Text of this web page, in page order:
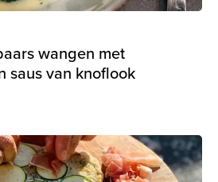
wangen met
saus van knoflook